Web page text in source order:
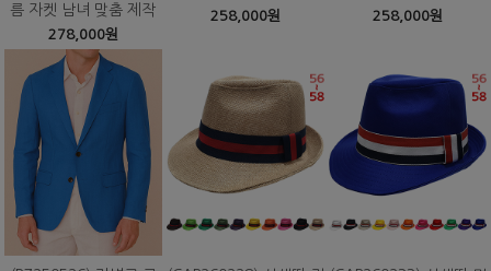
름 자켓 남녀 맞춤 제작
278,000원
258,000원 258,000원